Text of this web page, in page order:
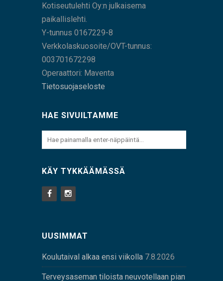
Kotiseutulehti Oy:n julkaisema
paikallislehti.
Y-tunnus 0167229-8
Verkkolaskuosoite/OVT-tunnus:
003701672298
Operaattori: Maventa
Tietosuojaseloste
HAE SIVUILTAMME
KÄY TYKKÄÄMÄSSÄ
UUSIMMAT
Koulutaival alkaa ensi viikolla 7.8.2026
Terveysaseman tiloista neuvotellaan pian